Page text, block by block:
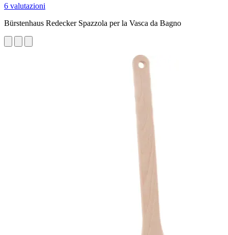
6 valutazioni
Bürstenhaus Redecker Spazzola per la Vasca da Bagno